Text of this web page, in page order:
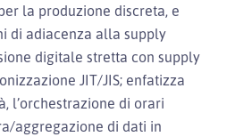
la produzione discreta, e
di adiacenza alla supply
digitale stretta con supply
JIT/JIS; enfatizza
l’orchestrazione di orari
aggregazione di dati in